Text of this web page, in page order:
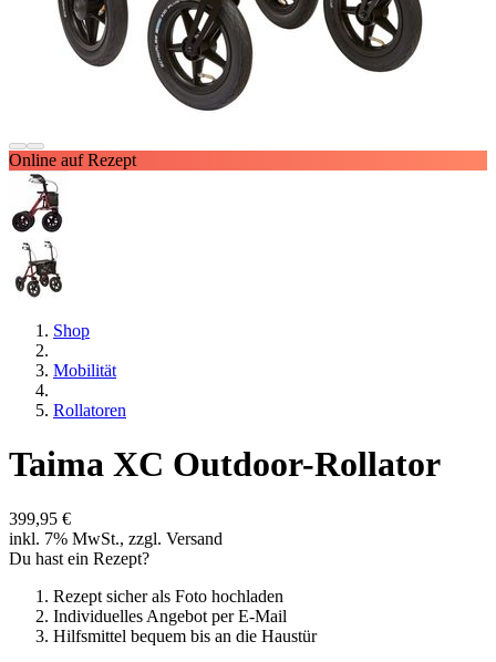
Online auf Rezept
Shop
Mobilität
Rollatoren
Taima XC Outdoor-Rollator
399,95 €
inkl. 7% MwSt., zzgl. Versand
Du hast ein Rezept?
Rezept sicher als Foto hochladen
Individuelles Angebot per E-Mail
Hilfsmittel bequem bis an die Haustür